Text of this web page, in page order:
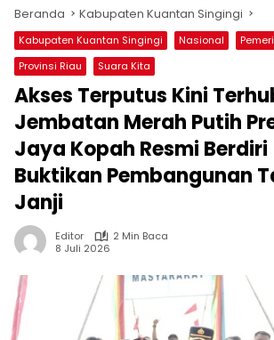
Beranda Kabupaten Kuantan Singingi
Kabupaten Kuantan Singingi Nasional
Provinsi Riau
Suara Kita
Akses Terputus Kini
Jembatan Merah Putih
Jaya Kopah Resmi
Buktikan Pembangunan
Janji
Editor
2 Min Baca
8 Juli 2026